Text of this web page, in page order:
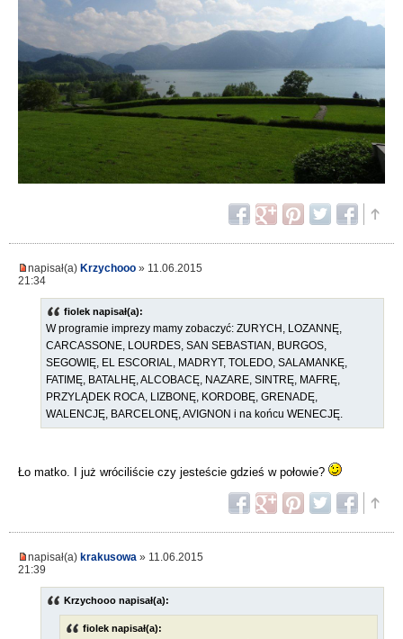
napisał(a) Krzychooo » 11.06.2015
21:34
fiolek napisał(a):
W programie imprezy mamy zobaczyć: ZURYCH, LOZANNĘ,
CARCASSONE, LOURDES, SAN SEBASTIAN, BURGOS,
SEGOWIĘ, EL ESCORIAL, MADRYT, TOLEDO, SALAMANKĘ,
FATIMĘ, BATALHĘ, ALCOBACĘ, NAZARE, SINTRĘ, MAFRĘ,
PRZYLĄDEK ROCA, LIZBONĘ, KORDOBĘ, GRENADĘ,
WALENCJĘ, BARCELONĘ, AVIGNON i na końcu WENECJĘ.
Ło matko. I już wróciliście czy jesteście gdzieś w połowie?
napisał(a) krakusowa » 11.06.2015
21:39
Krzychooo napisał(a):
fiolek napisał(a):